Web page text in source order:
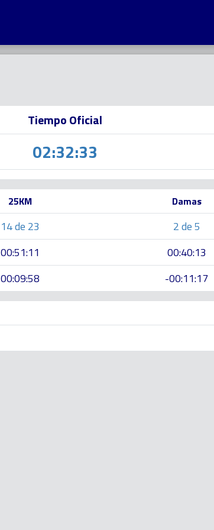
Tiempo Oficial
02:32:33
25KM Damas
14 de 23 2 de 5
00:51:11 00:40:13
00:09:58 -00:11:17